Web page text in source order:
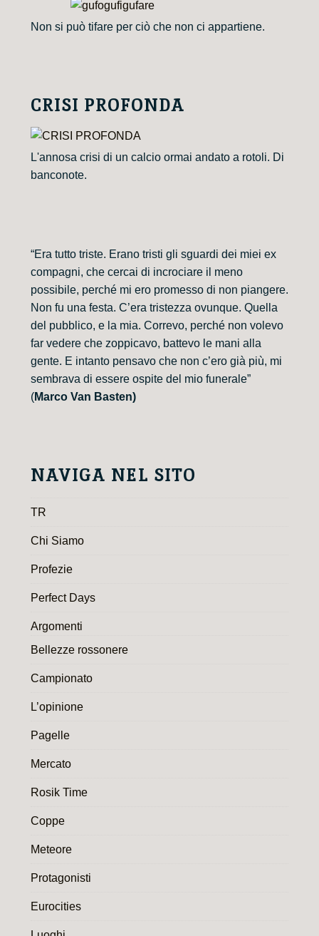
Non si può tifare per ciò che non ci appartiene.
CRISI PROFONDA
L'annosa crisi di un calcio ormai andato a rotoli. Di
banconote.
“Era tutto triste. Erano tristi gli sguardi dei miei ex
compagni, che cercai di incrociare il meno
possibile, perché mi ero promesso di non piangere.
Non fu una festa. C’era tristezza ovunque. Quella
del pubblico, e la mia. Correvo, perché non volevo
far vedere che zoppicavo, battevo le mani alla
gente. E intanto pensavo che non c’ero già più, mi
sembrava di essere ospite del mio funerale”
(Marco Van Basten)
NAVIGA NEL SITO
TR
Chi Siamo
Profezie
Perfect Days
Argomenti
Bellezze rossonere
Campionato
L’opinione
Pagelle
Mercato
Rosik Time
Coppe
Meteore
Protagonisti
Eurocities